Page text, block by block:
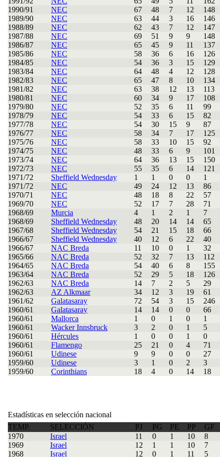
1990/91
NEC 67 48 7 12
148
1989/90
NEC 63 44 3 16
146
1988/89
NEC 62 43 7 12
147
1987/88
NEC 69 51 9 9
148
1986/87
NEC 65 45 9 11
137
1985/86
NEC 58 36 6 16
126
1984/85
NEC 54 36 3 15
129
1983/84
NEC 64 48 4 12
128
1982/83
NEC 65 47 8 10
134
1981/82
NEC 63 38 12 13
113
1980/81
NEC 60 34 9 17
108
1979/80
NEC 52 35 6 11
99
1978/79
NEC 54 33 6 15
82
1977/78
NEC 54 30 15 9
87
1976/77
NEC 58 34 7 17
125
1975/76
NEC 58 33 10 15
92
1974/75
NEC 48 33 6 9
101
1973/74
NEC 64 36 13 15
150
1972/73
NEC 55 35 6 14
121
1971/72
Sheffield Wednesday 1 1 0 0
1
1971/72
NEC 49 24 12 13
86
1970/71
NEC 48 18 8 22
57
1969/70
NEC 52 17 7 28
71
1968/69
Murcia 4 1 2 1
7
1968/69
Sheffield Wednesday 48 20 14 14
65
1967/68
Sheffield Wednesday 54 21 15 18
66
1966/67
Sheffield Wednesday 40 12 6 22
40
1966/67
NAC Breda 11 10 0 1
32
1965/66
NAC Breda 52 32 7 13
112
1964/65
NAC Breda 54 40 6 8
155
1963/64
NAC Breda 52 29 5 18
126
1962/63
NAC Breda 14 7 2 5
29
1962/63
AZ Alkmaar 34 12 3 19
61
1961/62
Galatasaray 72 54 3 15
246
1960/61
Galatasaray 14 14 0 0
66
1960/61
Mallorca 1 0 1 0
1
1960/61
Wacker Innsbruck 3 2 0 1
5
1960/61
Hércules 1 0 0 1
0
1960/61
Flamengo 25 21 0 4
71
1960/61
Udinese 9 9 0 0
27
1959/60
Udinese 3 1 0 2
3
1959/60
Corinthians 18 4 0 14 18
Estadísticas en selección nacional
TEMP.
SELECCIÓN PJ PG PE PP
GF
1970
Israel 11 0 1 10
8
1969
Israel 12 1 1 10
7
1968
Israel 12 0 1 11 5